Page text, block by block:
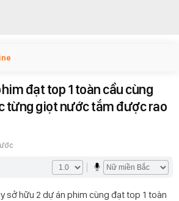
đạt top 1 toàn cầu cùng
từng giọt nước tắm được rao
sở hữu 2 dự án phim cùng đạt top 1 toàn